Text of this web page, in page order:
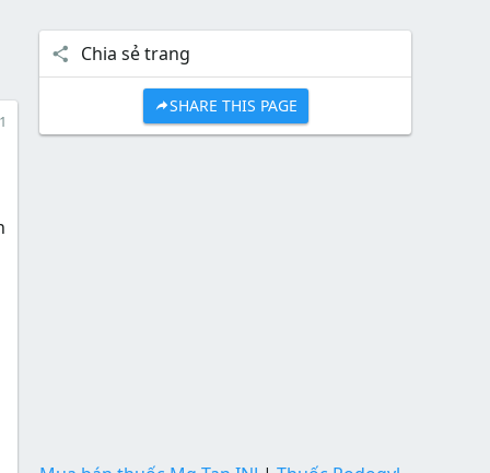
Chia sẻ trang
SHARE THIS PAGE